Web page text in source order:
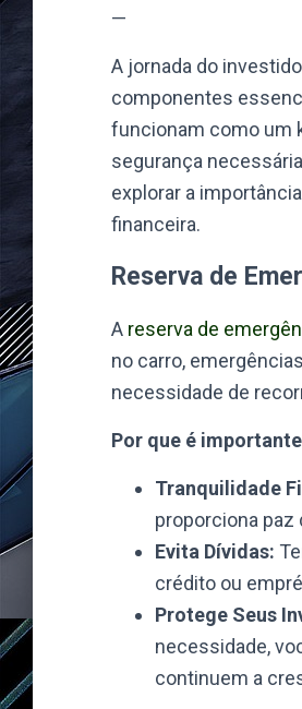
—
A jornada do
componentes
funcionam como um
segurança
explorar a
financeira.
Reserva de
A reserva de
no carro,
necessidade de
Por que é
Tranquilidade
proporciona
Evita Dívidas:
crédito ou
Protege Seus
necessidade,
continuem a